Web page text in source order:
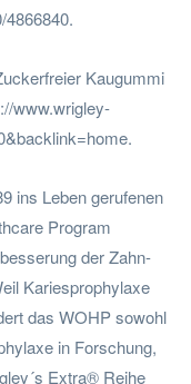
Kaugummi
www.wrigley-
ins Leben gerufenen
Program
der Zahn-
Kariesprophylaxe
das WOHP sowohl
in Forschung,
Extra® Reihe